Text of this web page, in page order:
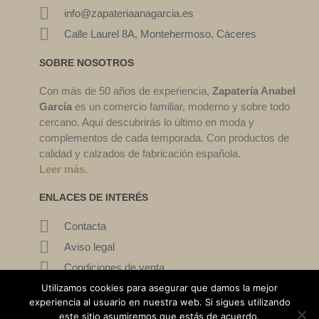
info@zapateriaanagarcia.es
Calle Laurel 8A, Montehermoso, Cáceres
SOBRE NOSOTROS
Con más de 50 años de experiencia, Zapatería Anabel
García es un comercio familiar, moderno y sobre todo
cercano. Aquí descubrirás lo último en moda y
complementos de cada temporada. Con productos de
calidad y calzados de fabricación española.
Leer más.
ENLACES DE INTERÉS
Contacta
Aviso legal
Condiciones de venta
Mi cuenta
Utilizamos cookies para asegurar que damos la mejor
experiencia al usuario en nuestra web. Si sigues utilizando
este sitio asumiremos que estás de acuerdo.